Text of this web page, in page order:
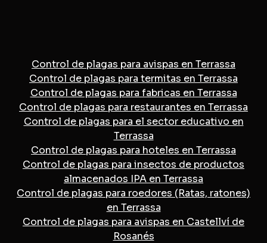
Control de plagas para avispas en Terrassa
Control de plagas para termitas en Terrassa
Control de plagas para fabricas en Terrassa
Control de plagas para restaurantes en Terrassa
Control de plagas para el sector educativo en
Terrassa
Control de plagas para hoteles en Terrassa
Control de plagas para insectos de productos
almacenados IPA en Terrassa
Control de plagas para roedores (Ratas, ratones)
en Terrassa
Control de plagas para avispas en Castellví de
Rosanés